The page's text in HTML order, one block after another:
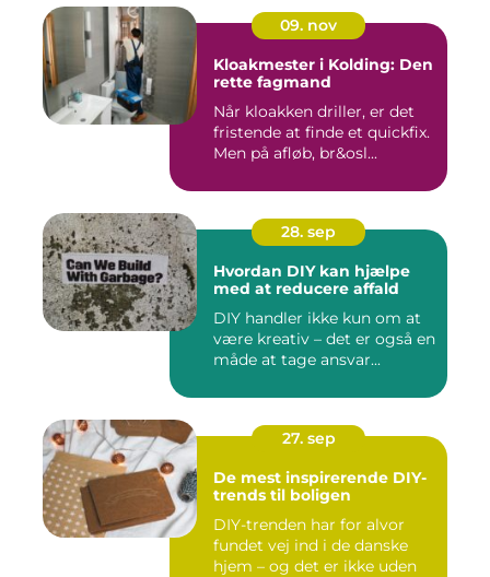
09. nov
Kloakmester i Kolding: Den
rette fagmand
Når kloakken driller, er det
fristende at finde et quickfix.
Men på afløb, br&osl...
28. sep
Hvordan DIY kan hjælpe
med at reducere affald
DIY handler ikke kun om at
være kreativ – det er også en
måde at tage ansvar...
27. sep
De mest inspirerende DIY-
trends til boligen
DIY-trenden har for alvor
fundet vej ind i de danske
hjem – og det er ikke uden